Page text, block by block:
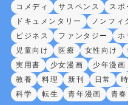
コメディ
サスペンス スポ
ドキュメンタリー
ノンフィ
ビジネス
ファンタジー ホ
児童向け
医療 女性向け
実用書
少女漫画 少年漫画
教養
料理 新刊 日常
科学
転生 青年漫画 青春